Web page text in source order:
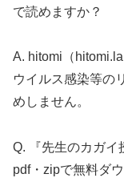
で読めますか？
A. hitomi（
ウイルス感染等の
めしません。
Q. 『先生のカガイ
pdf・zipで無料ダ